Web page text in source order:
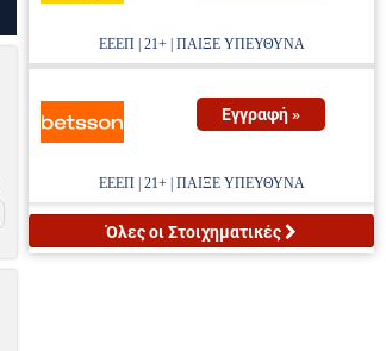
ΕΕΕΠ | 21+ | ΠΑΙΞΕ ΥΠΕΥΘΥΝΑ
Εγγραφή »
ΕΕΕΠ | 21+ | ΠΑΙΞΕ ΥΠΕΥΘΥΝΑ
Όλες οι Στοιχηματικές